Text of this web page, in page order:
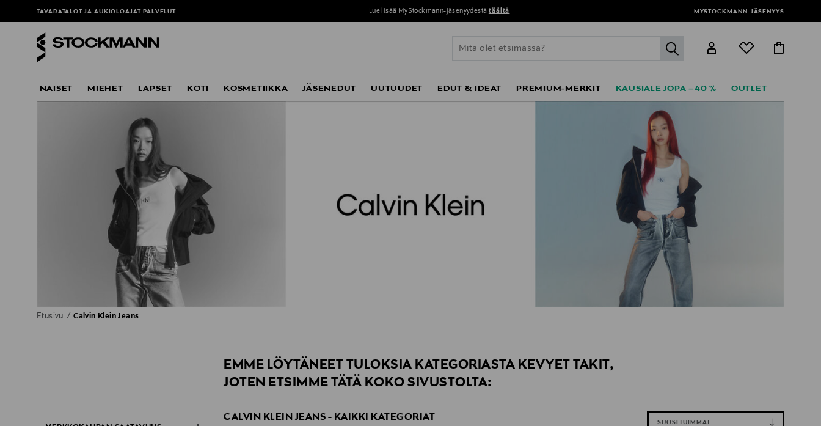
TAVARATALOT JA AUKIOLOAJAT PALVELUT Lue lisää MyStockmann-jäsenyydestä täältä MYSTOCKMANN-JÄSENYYS
label.header.go
NAISET MIEHET LAPSET KOTI KOSMETIIKKA JÄSENEDUT UUTUUDET EDUT & IDEAT PREMIUM-MERKIT KAUSIALE JOPA –40 % OUTLET
Etusivu Calvin Klein Jeans
EMME LÖYTÄNEET TULOKSIA KATEGORIASTA KEVYET TAKIT,
JOTEN ETSIMME TÄTÄ KOKO SIVUSTOLTA:
CALVIN KLEIN JEANS - KAIKKI KATEGORIAT SUOSITUIMMAT